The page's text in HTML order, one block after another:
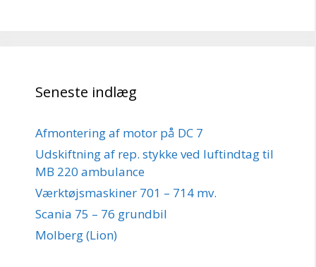
Seneste indlæg
Afmontering af motor på DC 7
Udskiftning af rep. stykke ved luftindtag til
MB 220 ambulance
Værktøjsmaskiner 701 – 714 mv.
Scania 75 – 76 grundbil
Molberg (Lion)